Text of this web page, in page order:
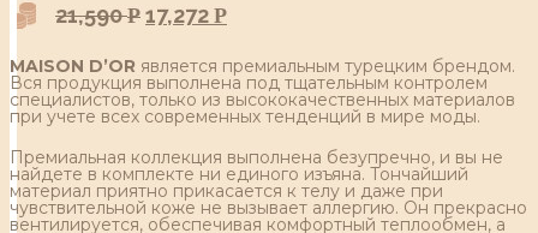
21,590Р 17,272 Р
MAISON D’OR является премиальным турецким брендом.
Вся продукция выполнена под тщательным контролем
специалистов, только из высококачественных материалов
при учете всех современных тенденций в мире моды.
Премиальная коллекция выполнена безупречно, и вы не
найдете в комплекте ни единого изъяна. Тончайший
материал приятно прикасается к телу и даже при
чувствительной коже не вызывает аллергию. Он прекрасно
вентилируется, обеспечивая комфортный теплообмен, а